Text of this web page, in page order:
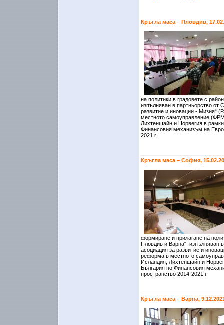
Кръгла маса – Пловдив,
на политики в градовете с
изпълняван в партньорство от
развитие и иновации - Мизия“
местното самоуправление
Лихтенщайн и Норвегия в
Финансовия механизъм на
2021 г.
Кръгла маса – София,
формиране и прилагане на
Пловдив и Варна“, изпълняван
асоциация за развитие и
реформа в местното
Исландия, Лихтенщайн и
България по Финансовия
пространство 2014-2021 г.
Кръгла маса – Варна,